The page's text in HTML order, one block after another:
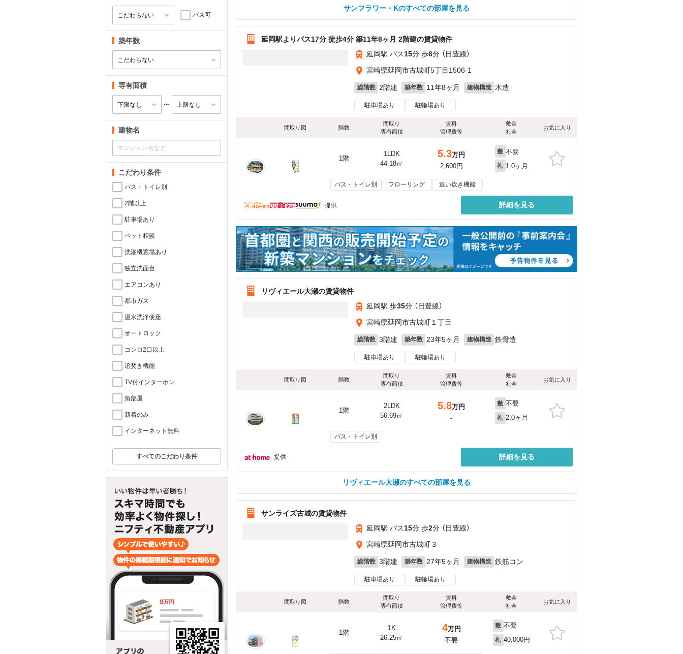
バス可
築年数
専有面積
〜
建物名
こだわり条件
バス・トイレ別
2階以上
駐車場あり
ペット相談
洗濯機置場あり
独立洗面台
エアコンあり
都市ガス
温水洗浄便座
オートロック
コンロ2口以上
追焚き機能
TV付インターホン
角部屋
新着のみ
インターネット無料
すべてのこだわり条件
サンフラワー・Kのすべての部屋を見る
延岡駅よりバス17分 徒歩4分 築11年8ヶ月 2階建の賃貸物件
延岡駅 バス15分 歩6分 （日豊線）
宮崎県延岡市古城町5丁目1506-1
総階数 2階建 築年数 11年8ヶ月 建物構造 木造
駐車場あり 駐輪場あり
間取り図 階数
間取り
専有面積
賃料
管理費等
敷金
礼金
お気に入り
1階
1LDK
44.18㎡
5.3万円
2,600円
敷 不要
礼 1.0ヶ月
バス・トイレ別 フローリング 追い炊き機能
提供 詳細を見る
リヴィエール大瀬の賃貸物件
延岡駅 歩35分 （日豊線）
宮崎県延岡市古城町１丁目
総階数 3階建 築年数 23年5ヶ月 建物構造 鉄骨造
駐車場あり 駐輪場あり
間取り図 階数
間取り
専有面積
賃料
管理費等
敷金
礼金
お気に入り
1階
2LDK
56.69㎡
5.8万円
-
敷 不要
礼 2.0ヶ月
バス・トイレ別
提供 詳細を見る
リヴィエール大瀬のすべての部屋を見る
サンライズ古城の賃貸物件
延岡駅 バス15分 歩2分 （日豊線）
宮崎県延岡市古城町３
総階数 3階建 築年数 27年5ヶ月 建物構造 鉄筋コン
駐車場あり 駐輪場あり
間取り図 階数
間取り
専有面積
賃料
管理費等
敷金
礼金
お気に入り
1階
1K
26.25㎡
4万円
不要
敷 不要
礼 40,000円